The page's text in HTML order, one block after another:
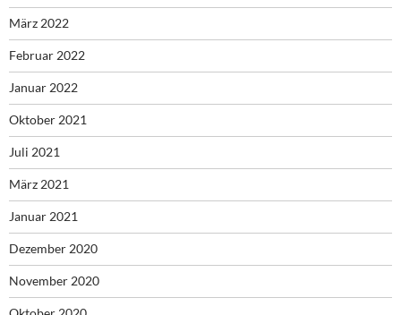
März 2022
Februar 2022
Januar 2022
Oktober 2021
Juli 2021
März 2021
Januar 2021
Dezember 2020
November 2020